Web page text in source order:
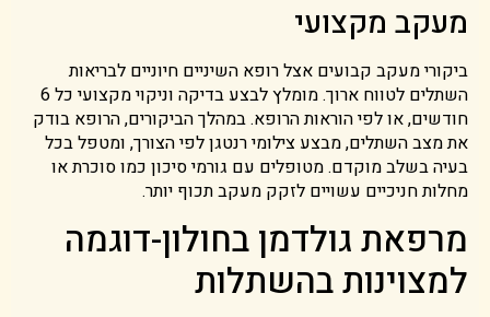
מעקב מקצועי
ביקורי מעקב קבועים אצל רופא השיניים חיוניים לבריאות
השתלים לטווח ארוך. מומלץ לבצע בדיקה וניקוי מקצועי כל 6
חודשים, או לפי הוראות הרופא. במהלך הביקורים, הרופא בודק
את מצב השתלים, מבצע צילומי רנטגן לפי הצורך, ומטפל בכל
בעיה בשלב מוקדם. מטופלים עם גורמי סיכון כמו סוכרת או
מחלות חניכיים עשויים לזקק מעקב תכוף יותר.
מרפאת גולדמן בחולון-דוגמה
למצוינות בהשתלות